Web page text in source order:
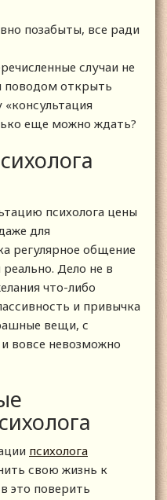
позабыты, все ради
случаи не
поводом открыть
еще можно ждать?
психолога цены
для
регулярное общение
Дело не в
что-либо
и привычка
вещи, с
вовсе невозможно
психолога
свою жизнь к
это поверить